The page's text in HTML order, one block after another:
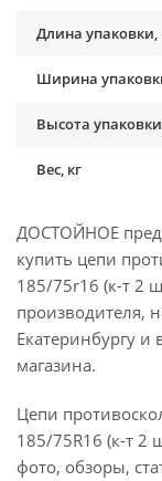
Длина
Ширина
Высота
Вес, кг
ДОСТОЙНОЕ
купить цепи
185/75r16 (к-т 2
производителя,
Екатеринбургу и
магазина.
Цепи
185/75R16 (к-т 2
фото, обзоры,